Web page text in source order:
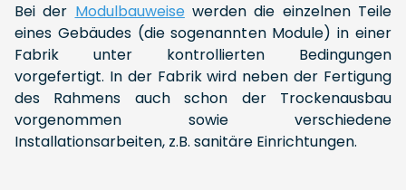
Bei der Modulbauweisewerden die einzelnen Teile
eines Gebäudes (die sogenannten Module) in einer
Fabrik unter kontrollierten Bedingungen
vorgefertigt. In der Fabrik wird neben der Fertigung
des Rahmens auch schon der Trockenausbau
vorgenommen sowie verschiedene
Installationsarbeiten, z.B. sanitäre Einrichtungen.